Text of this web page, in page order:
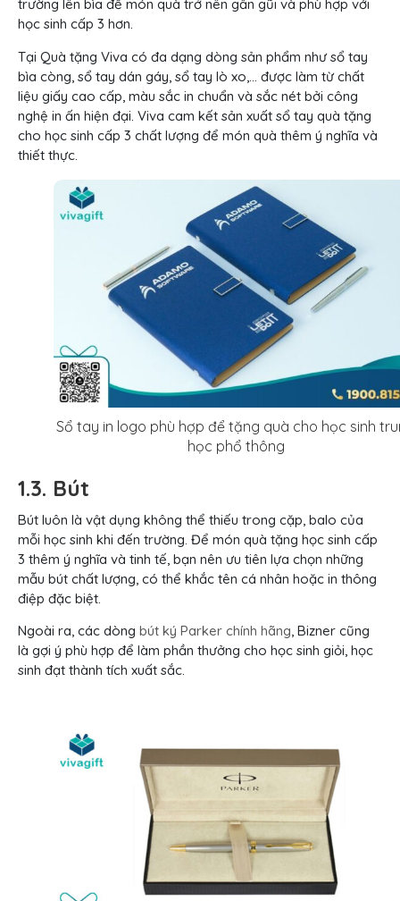
trường lên bìa để món quà trở nên gần gũi và phù hợp với
học sinh cấp 3 hơn.
Tại Quà tặng Viva có đa dạng dòng sản phẩm như sổ tay
bìa còng, sổ tay dán gáy, sổ tay lò xo,… được làm từ chất
liệu giấy cao cấp, màu sắc in chuẩn và sắc nét bởi công
nghệ in ấn hiện đại. Viva cam kết sản xuất sổ tay quà tặng
cho học sinh cấp 3 chất lượng để món quà thêm ý nghĩa và
thiết thực.
Sổ tay in logo phù hợp để tặng quà cho học sinh
học phổ thông
1.3. Bút
Bút luôn là vật dụng không thể thiếu trong cặp, balo của
mỗi học sinh khi đến trường. Để món quà tặng học sinh cấp
3 thêm ý nghĩa và tinh tế, bạn nên ưu tiên lựa chọn những
mẫu bút chất lượng, có thể khắc tên cá nhân hoặc in thông
điệp đặc biệt.
Ngoài ra, các dòng bút ký Parker chính hãng, Bizner cũng
là gợi ý phù hợp để làm phần thưởng cho học sinh giỏi, học
sinh đạt thành tích xuất sắc.